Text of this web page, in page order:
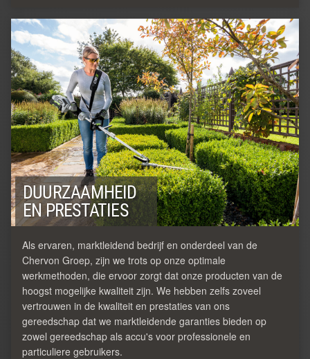
DUURZAAMHEID
EN PRESTATIES
Als ervaren, marktleidend bedrijf en onderdeel van de
Chervon Groep, zijn we trots op onze optimale
werkmethoden, die ervoor zorgt dat onze producten van de
hoogst mogelijke kwaliteit zijn. We hebben zelfs zoveel
vertrouwen in de kwaliteit en prestaties van ons
gereedschap dat we marktleidende garanties bieden op
zowel gereedschap als accu's voor professionele en
particuliere gebruikers.